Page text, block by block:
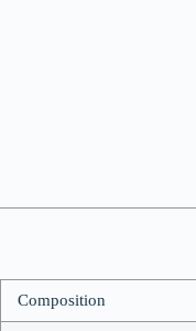
Composition